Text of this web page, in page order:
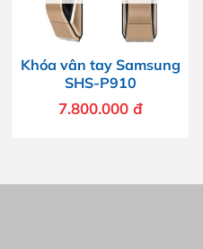
Khóa vân tay Samsung
SHS-P910
7.800.000 đ